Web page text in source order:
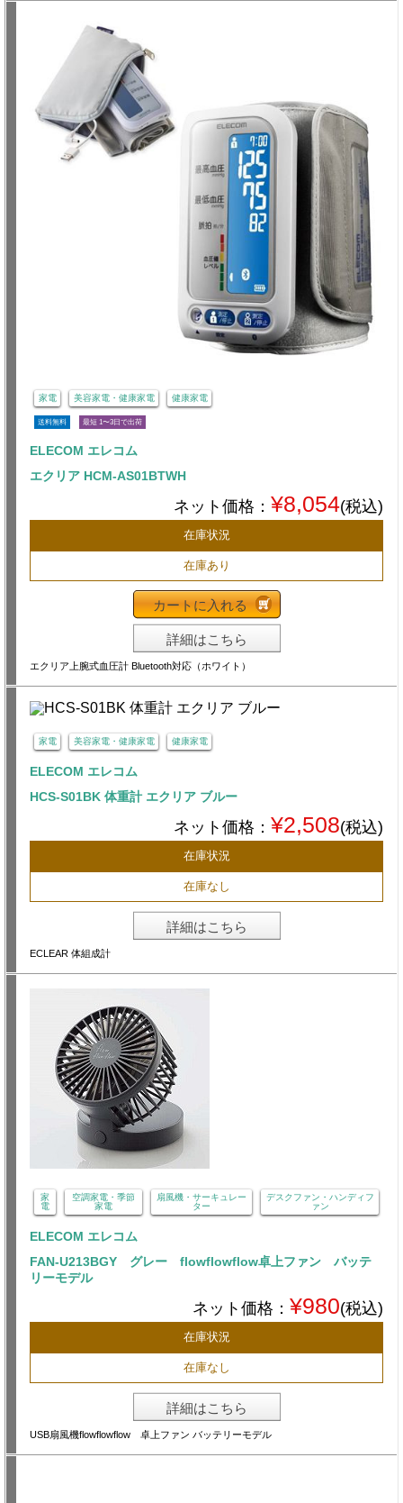
家電 美容家電・健康家電 健康家電
送料無料 最短 1〜3日で出荷
ELECOM エレコム
エクリア HCM-AS01BTWH
ネット価格： ¥8,054(税込)
在庫状況
在庫あり
カートに入れる
詳細はこちら
エクリア上腕式血圧計 Bluetooth対応（ホワイト）
家電 美容家電・健康家電 健康家電
ELECOM エレコム
HCS-S01BK 体重計 エクリア ブルー
ネット価格： ¥2,508(税込)
在庫状況
在庫なし
詳細はこちら
ECLEAR 体組成計
家
電
空調家電・季節
家電
扇風機・サーキュレー
ター
デスクファン・ハンディフ
ァン
ELECOM エレコム
FAN-U213BGY グレー flowflowflow卓上ファン バッテ
リーモデル
ネット価格： ¥980(税込)
在庫状況
在庫なし
詳細はこちら
USB扇風機flowflowflow 卓上ファン バッテリーモデル